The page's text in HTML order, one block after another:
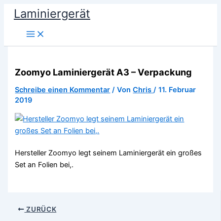
Zum
Inhalt
springen
Laminiergerät
Zoomyo Laminiergerät A3 – Verpackung
Schreibe einen Kommentar / VonChris/11. Februar
2019
Hersteller Zoomyo legt seinem Laminiergerät ein großes
Set an Folien bei,.
ZURÜCK